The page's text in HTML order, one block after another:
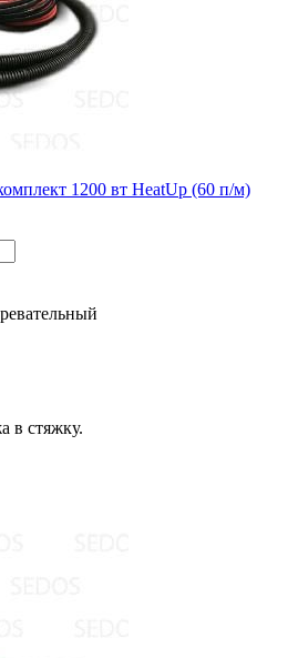
1200 вт HeatUp (60 п/м)
в стяжку.